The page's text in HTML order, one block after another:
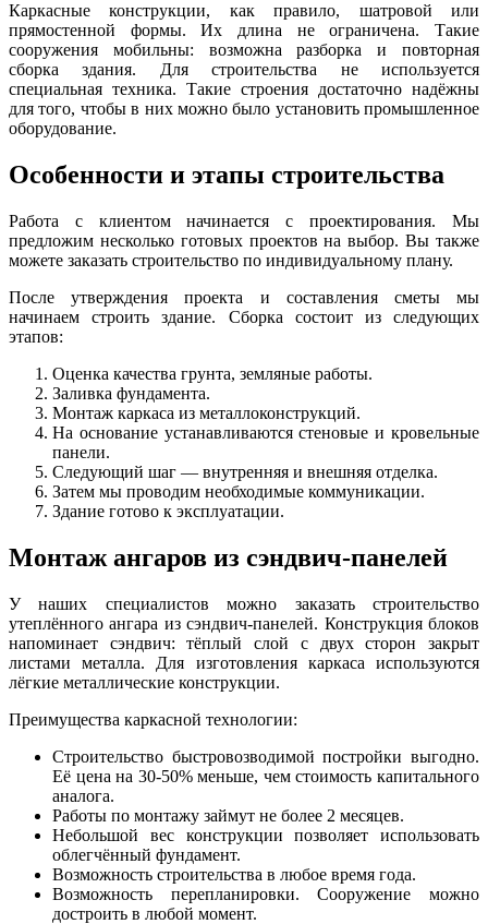
Каркасные конструкции, как правило, шатровой или
прямостенной формы. Их длина не ограничена. Такие
сооружения мобильны: возможна разборка и повторная
сборка здания. Для строительства не используется
специальная техника. Такие строения достаточно надёжны
для того, чтобы в них можно было установить промышленное
оборудование.
Особенности и этапы строительства
Работа с клиентом начинается с проектирования. Мы
предложим несколько готовых проектов на выбор. Вы также
можете заказать строительство по индивидуальному плану.
После утверждения проекта и составления сметы мы
начинаем строить здание. Сборка состоит из следующих
этапов:
Оценка качества грунта, земляные работы.
Заливка фундамента.
Монтаж каркаса из металлоконструкций.
На основание устанавливаются стеновые и кровельные
панели.
Следующий шаг — внутренняя и внешняя отделка.
Затем мы проводим необходимые коммуникации.
Здание готово к эксплуатации.
Монтаж ангаров из сэндвич-панелей
У наших специалистов можно заказать строительство
утеплённого ангара из сэндвич-панелей. Конструкция блоков
напоминает сэндвич: тёплый слой с двух сторон закрыт
листами металла. Для изготовления каркаса используются
лёгкие металлические конструкции.
Преимущества каркасной технологии:
Строительство быстровозводимой постройки выгодно.
Её цена на 30-50% меньше, чем стоимость капитального
аналога.
Работы по монтажу займут не более 2 месяцев.
Небольшой вес конструкции позволяет использовать
облегчённый фундамент.
Возможность строительства в любое время года.
Возможность перепланировки. Сооружение можно
достроить в любой момент.